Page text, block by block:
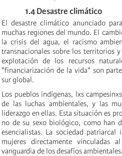
1.4 Desastre climático
El desastre climático anunciado
muchas regiones del mundo. El
la crisis del agua, el racismo
transnacionales sobre los territorios
explotación de los recursos
"financiarización de la vida" son
sur global.
Los pueblos indígenas, lxs
de las luchas ambientales, y las
liderazgo en ellas. Esta situación es
no de su sexo biológico, como han
esencialistas. La sociedad patriarcal
mujeres directamente
vanguardia de los desafíos ambientales.